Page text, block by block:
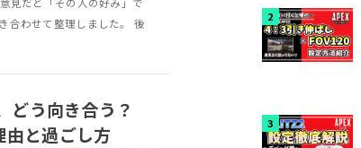
合わせて整理しました。 後
どう向き合う？
由と過ごし方